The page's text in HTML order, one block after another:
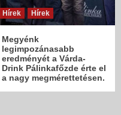
Hírek Hírek
Megyénk
legimpozánasabb
eredményét a Várda-
Drink Pálinkafőzde érte el
a nagy megmérettetésen.